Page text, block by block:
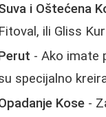
i Oštećena
Fitoval, ili Gliss
- Ako imate
specijalno
Kose -